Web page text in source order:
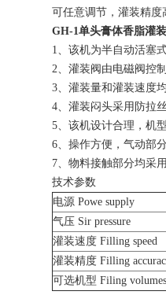
可任意调节，灌装精
GH-1单头膏体香脂灌
1、该机为半自动活塞
2、灌装阀由电磁阀控
3、灌装量和灌装速度
4、灌装闷头采用防拉
5、该机设计合理，机
6、操作方便，气动部
7、物料接触部分均采
技术参数
电源 Powe supply
气压 Sir pressure
灌装速度 Filling speed
灌装精度 Filling
可选机型 Filing